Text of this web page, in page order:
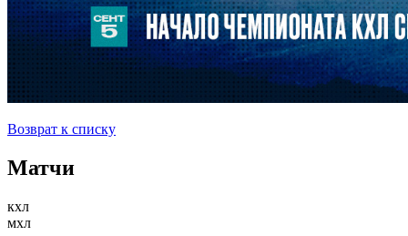
Возврат к списку
Матчи
кхл
мхл